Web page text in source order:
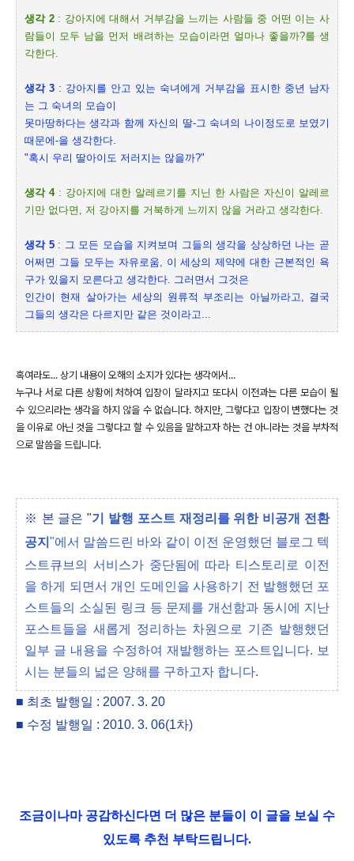
생각2: 강아지에 대해서 거부감을 느끼는 사람들 중 어떤 이는 사
람들이 모두 남을 먼저 배려하는 모습이라면 얼마나 좋을까?를 생
각한다.
생각3 : 강아지를 안고 있는 숙녀에게 거부감을 표시한 중년 남자
는 그 숙녀의 모습이
못마땅하다는 생각과 함께 자신의 딸-그 숙녀의 나이정도로 보였기
때문에-을 생각한다.
"혹시 우리 딸아이도 저러지는 않을까?"
생각4: 강아지에 대한 알레르기를 지닌 한 사람은 자신이 알레르
기만 없다면 , 저 강아지를 거북하게 느끼지 않을 거라고 생각한다.
생각5: 그 모든 모습을 지켜보며 그들의 생각을 상상하던 나는 곧
어쩌면 그들 모두는 자유로움, 이 세상의 제약에 대한 근본적인 욕
구가 있을지 모른다고 생각한다. 그러면서 그것은
인간이 현재 살아가는 세상의 원류적 부조리는 아닐까라고, 결국
그들의 생각은 다르지만 같은 것이라고...
혹여라도... 상기 내용이 오해의 소지가 있다는 생각에서...
누구나 서로 다른 상황에 처하여 입장이 달라지고 또다시 이전과는 다른 모습이 될
수 있으리라는 생각을 하지 않을 수 없습니다. 하지만, 그렇다고 입장이 변했다는 것
을 이유로 아닌 것을 그렇다고 할 수 있음을 말하고자 하는 건 아니라는 것을 부차적
으로 말씀을 드립니다.
※ 본 글은 "기 발행 포스트 재정리를 위한 비공개 전환
공지 "에서 말씀드린 바와 같이 이전 운영했던 블로그 텍
스트큐브의 서비스가 중단됨에 따라 티스토리로 이전
을 하게 되면서 개인 도메인을 사용하기 전 발행했던 포
스트들의 소실된 링크 등 문제를 개선함과 동시에 지난
포스트들을 새롭게 정리하는 차원으로 기존 발행했던
일부 글 내용을 수정하여 재발행하는 포스트입니다. 보
시는 분들의 넓은 양해를 구하고자 합니다.
■ 최초 발행일 : 2007. 3. 20
■ 수정 발행일 : 2010. 3. 06(1차)
조금이나마 공감하신다면 더 많은 분들이 이 글을 보실 수
있도록 추천 부탁드립니다.